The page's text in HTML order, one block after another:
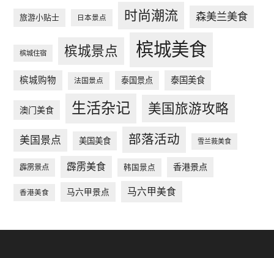
旅游小贴士 日本景点 时尚潮流 森美兰美食
槟城住宿 槟城景点 槟城美食
槟城购物 法国景点 泰国景点 泰国美食
澳门美食 生活杂记 美国旅游攻略
美国景点 美国美食 部落活动 雪兰莪美食
霹雳景点 霹雳美食 韩国景点 香港景点
香港美食 马六甲景点 马六甲美食